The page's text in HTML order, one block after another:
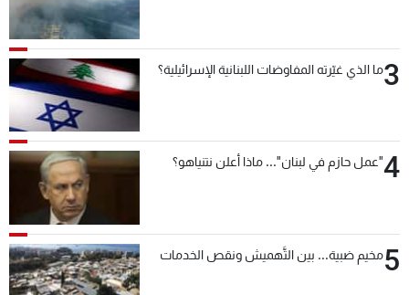
3ما الذي غيّرته المفاوضات اللبنانية الإسرائيلية؟
4"عمل حازم في لبنان"... ماذا أعلن نتنياهو؟
5مخيم ضبية... بين التَّهميش ونقص الخدمات